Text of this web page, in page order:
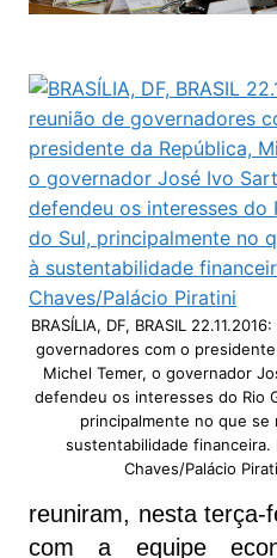
BRASÍLIA, DF, BRASIL
governadores com o presidente
Michel Temer, o governador
defendeu os interesses do Rio
principalmente no que se
sustentabilidade financeira.
Chaves/Palácio
reuniram, nesta terça-
com a equipe